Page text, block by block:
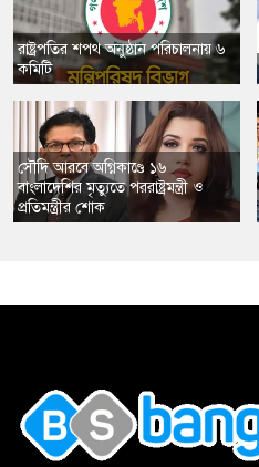
রাষ্ট্রপতির শপথ অনুষ্ঠান পরিচালনায় ৬
কমিটি
সৌদি আরবে অগ্নিকাণ্ডে ১৬
বাংলাদেশির মৃত্যুতে পররাষ্ট্রমন্ত্রী ও
প্রতিমন্ত্রীর শোক